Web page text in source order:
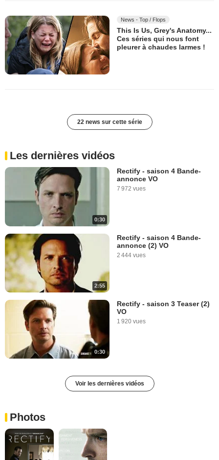
News - Top / Flops
This Is Us, Grey's Anatomy...
Ces séries qui nous font
pleurer à chaudes larmes !
22 news sur cette série
Les dernières vidéos
0:30
Rectify - saison 4 Bande-
annonce VO
7 972 vues
2:55
Rectify - saison 4 Bande-
annonce (2) VO
2 444 vues
0:30
Rectify - saison 3 Teaser (2)
VO
1 920 vues
Voir les dernières vidéos
Photos